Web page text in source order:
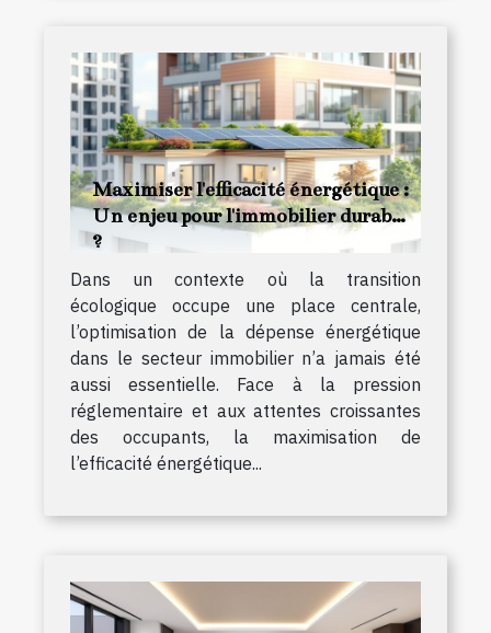
Maximiser l'efficacité énergétique :
Un enjeu pour l'immobilier durable
?
Dans un contexte où la transition
écologique occupe une place centrale,
l’optimisation de la dépense énergétique
dans le secteur immobilier n’a jamais été
aussi essentielle. Face à la pression
réglementaire et aux attentes croissantes
des occupants, la maximisation de
l’efficacité énergétique...